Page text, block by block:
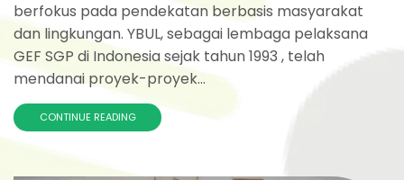
berfokus pada pendekatan berbasis masyarakat
dan lingkungan. YBUL, sebagai lembaga pelaksana
GEF SGP di Indonesia sejak tahun 1993 , telah
mendanai proyek-proyek...
CONTINUE READING